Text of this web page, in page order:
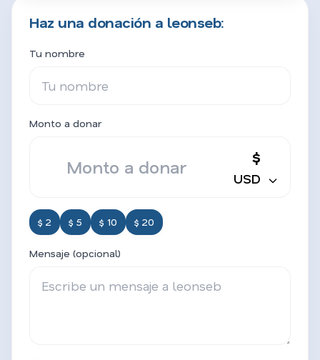
Haz una donación a leonseb:
Tu nombre
Monto a donar
$
USD
$ 2 $ 5 $ 10 $ 20
Mensaje (opcional)